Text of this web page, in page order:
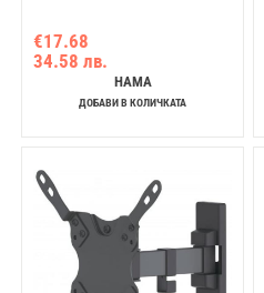
€17.68
34.58 лв.
HAMA
ДОБАВИ В КОЛИЧКАТА